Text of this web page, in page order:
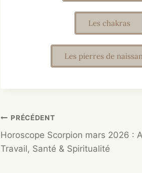
Les chakras
Les pierres de
PRÉCÉDENT
Horoscope Scorpion mars 2026 :
Travail, Santé & Spiritualité